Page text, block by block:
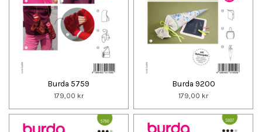
Burda 5759
179,00 kr
Burda 9200
179,00 kr